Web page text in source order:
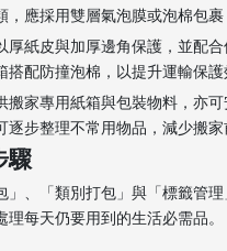
應採用雙層氣泡膜或泡棉包
紙皮與加厚邊角保護，並配
配防撞泡棉，以提升運輸保護
家專用紙箱與包裝物料，亦
步整理不常用物品，減少搬家
驟
、「類別打包」與「標籤管
每天仍要用到的生活必需品。